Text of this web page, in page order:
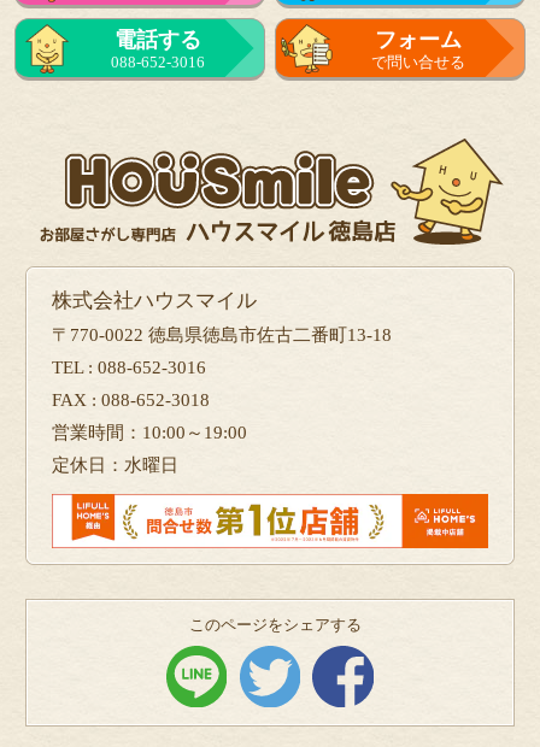
電話する
088-652-3016
フォーム
で問い合せる
株式会社ハウスマイル
〒770-0022 徳島県徳島市佐古二番町13-18
TEL : 088-652-3016
FAX : 088-652-3018
営業時間：10:00～19:00
定休日：水曜日
このページをシェアする